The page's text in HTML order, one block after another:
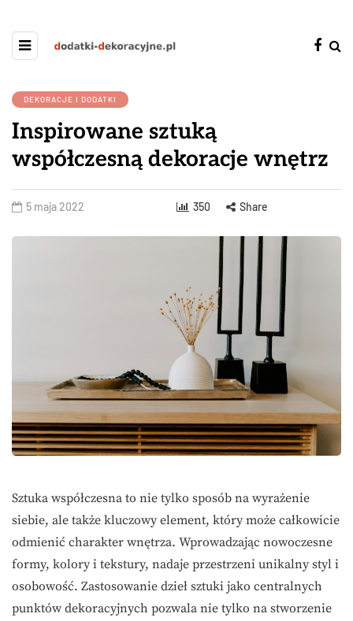
DEKORACJE I DODATKI
Inspirowane sztuką
współczesną dekoracje wnętrz
5 maja 2022 350 Share
Sztuka współczesna to nie tylko sposób na wyrażenie
siebie, ale także kluczowy element, który może całkowicie
odmienić charakter wnętrza. Wprowadzając nowoczesne
formy, kolory i tekstury, nadaje przestrzeni unikalny styl i
osobowość. Zastosowanie dzieł sztuki jako centralnych
punktów dekoracyjnych pozwala nie tylko na stworzenie